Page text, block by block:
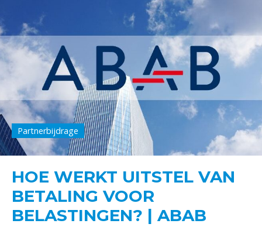
Partnerbijdrage
HOE WERKT UITSTEL VAN
BETALING VOOR
BELASTINGEN? | ABAB